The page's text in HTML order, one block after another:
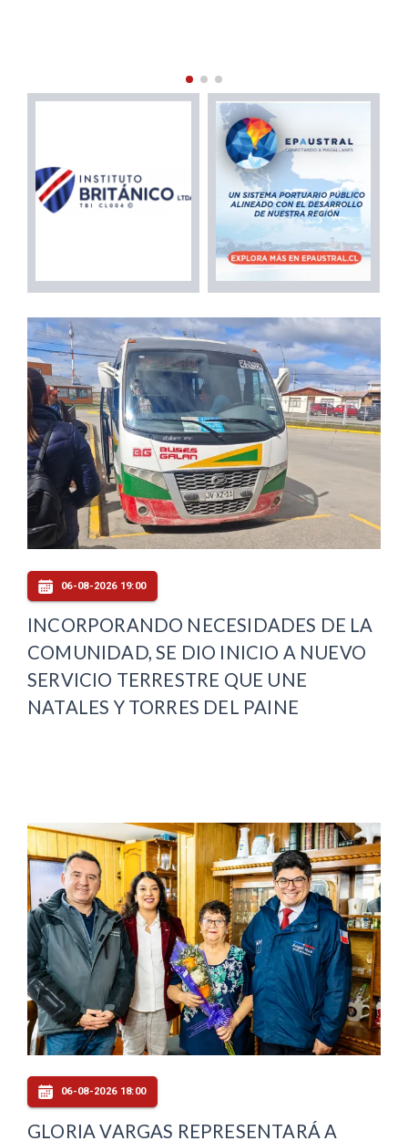
06-08-2026 19:00
INCORPORANDO NECESIDADES DE LA
COMUNIDAD, SE DIO INICIO A NUEVO
SERVICIO TERRESTRE QUE UNE
NATALES Y TORRES DEL PAINE
06-08-2026 18:00
GLORIA VARGAS REPRESENTARÁ A